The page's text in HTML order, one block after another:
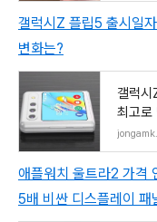
갤럭시Z 플립5 출시일
변화는?
갤럭
최고로
애플워치 울트라2 가격
5배 비싼 디스플레이 패